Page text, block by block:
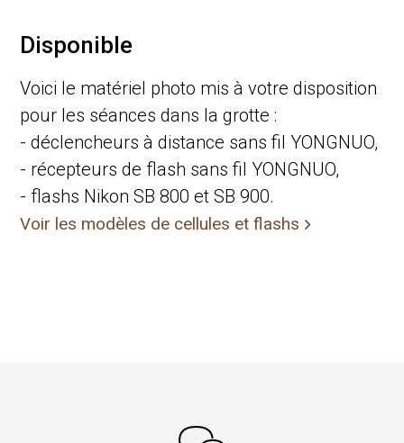
Disponible
Voici le matériel photo mis à votre disposition
pour les séances dans la grotte :
- déclencheurs à distance sans fil YONGNUO,
- récepteurs de flash sans fil YONGNUO,
- flashs Nikon SB 800 et SB 900.
Voir les modèles de cellules et flashs